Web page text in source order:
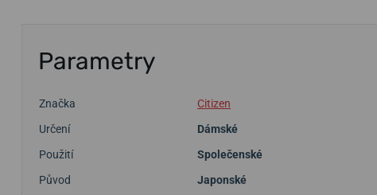
Parametry
Značka
Citizen
Určení
Dámské
Použití
Společenské
Původ
Japonské